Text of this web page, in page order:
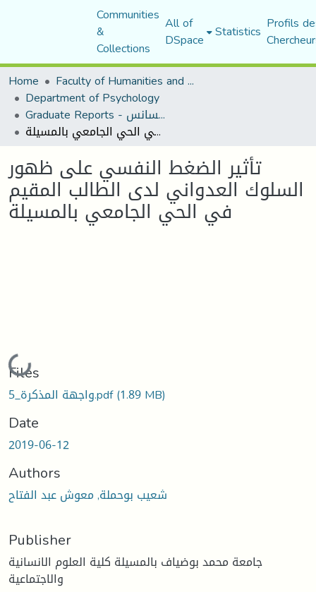
Communities
&
Collections
All of
DSpace Statistics Profils
Home
Faculty of Humanities and Social Sciences
Department of Psychology
Graduate Reports - تقارير الليسانس
تأثير الضغط النفسي على ظهور السلوك العدواني لدى الطالب المقيم في الحي الجامعي بالمسيلة
تأثير الضغط النفسي على ظهور
السلوك العدواني لدى الطالب المقيم
في الحي الجامعي بالمسيلة
Loading...
Files
واجهة المذكرة_5.pdf(1.89 MB)
Date
2019-06-12
Authors
شعيب بوحملة, معوش عبد الفتاح
Publisher
جامعة محمد بوضياف بالمسيلة كلية العلوم الانسانية
والاجتماعية